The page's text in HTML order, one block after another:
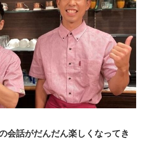
会話がだんだん楽しくなってき